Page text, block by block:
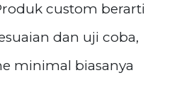
custom berarti
dan uji coba,
minimal biasanya